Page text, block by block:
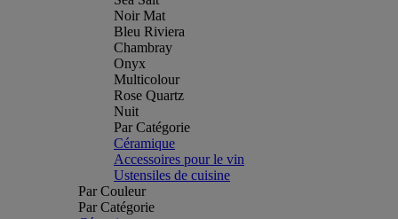
Noir Mat
Bleu Riviera
Chambray
Onyx
Multicolour
Rose Quartz
Nuit
Par Catégorie
Céramique
Accessoires pour le vin
Ustensiles de cuisine
Par Couleur
Par Catégorie